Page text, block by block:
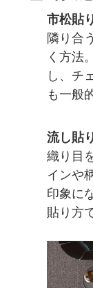
市松貼
隣り合
く方法
し、チ
も一般
流し貼
織り目
インや
印象に
貼り方